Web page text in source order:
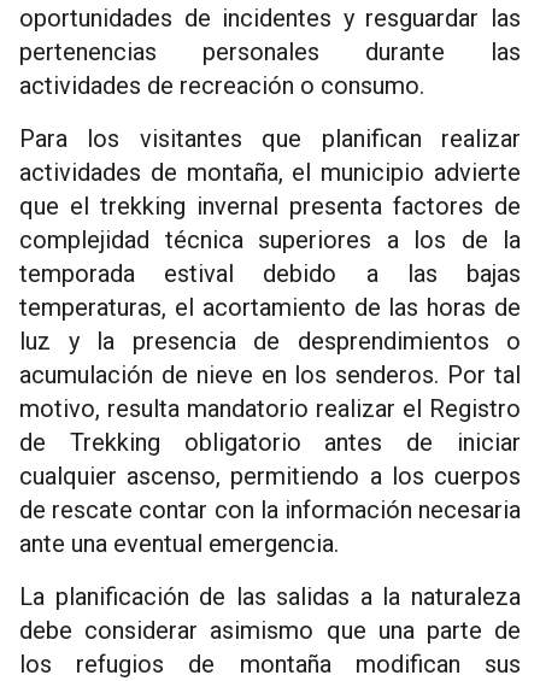
oportunidades de incidentes y resguardar las
pertenencias personales durante las
actividades de recreación o consumo.
Para los visitantes que planifican realizar
actividades de montaña, el municipio advierte
que el trekking invernal presenta factores de
complejidad técnica superiores a los de la
temporada estival debido a las bajas
temperaturas, el acortamiento de las horas de
luz y la presencia de desprendimientos o
acumulación de nieve en los senderos. Por tal
motivo, resulta mandatorio realizar el Registro
de Trekking obligatorio antes de iniciar
cualquier ascenso, permitiendo a los cuerpos
de rescate contar con la información necesaria
ante una eventual emergencia.
La planificación de las salidas a la naturaleza
debe considerar asimismo que una parte de
los refugios de montaña modifican sus